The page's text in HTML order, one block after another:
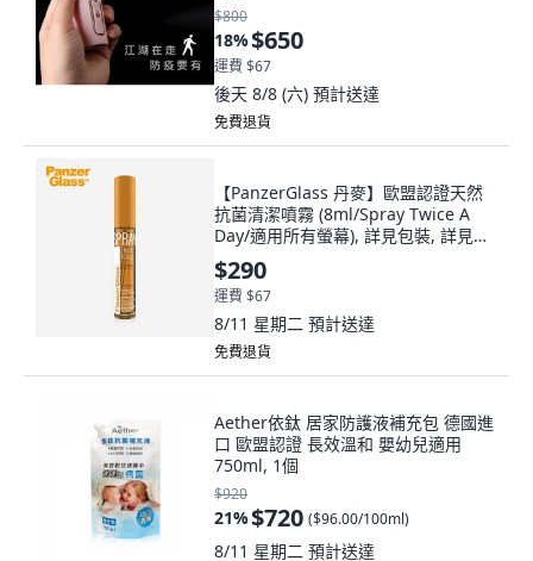
$800
18%$650
運費 $67
後天 8/8 (六) 預計送達
免費退貨
【PanzerGlass 丹麥】歐盟認證天然
抗菌清潔噴霧 (8ml/Spray Twice A
Day/適用所有螢幕), 詳見包裝, 詳見包
裝
$290
運費 $67
8/11 星期二 預計送達
免費退貨
Aether依鈦 居家防護液補充包 德國進
口 歐盟認證 長效溫和 嬰幼兒適用
750ml, 1個
$920
21%$720 ($96.00/100ml)
8/11 星期二 預計送達